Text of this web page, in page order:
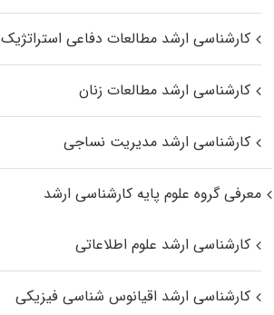
کارشناسی ارشد مطالعات دفاعی استراتژیک
کارشناسی ارشد مطالعات زنان
کارشناسی ارشد مدیریت نساجی
معرفی گروه علوم پایه کارشناسی ارشد
کارشناسی ارشد علوم اطلاعاتی
کارشناسی ارشد اقیانوس‌ شناسی فیزیکی